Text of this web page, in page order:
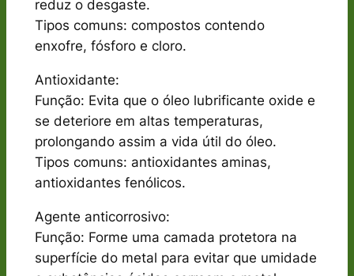
reduz o desgaste.
Tipos comuns: compostos contendo
enxofre, fósforo e cloro.
Antioxidante:
Função: Evita que o óleo lubrificante oxide e
se deteriore em altas temperaturas,
prolongando assim a vida útil do óleo.
Tipos comuns: antioxidantes aminas,
antioxidantes fenólicos.
Agente anticorrosivo:
Função: Forme uma camada protetora na
superfície do metal para evitar que umidade